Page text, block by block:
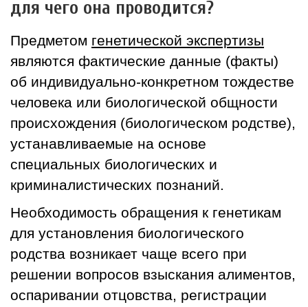
для чего она проводится?
Предметом генетической экспертизы
являются фактические данные (факты)
об индивидуально-конкретном тождестве
человека или биологической общности
происхождения (биологическом родстве),
устанавливаемые на основе
специальных биологических и
криминалистических познаний.
Необходимость обращения к генетикам
для установления биологического
родства возникает чаще всего при
решении вопросов взыскания алиментов,
оспаривании отцовства, регистрации